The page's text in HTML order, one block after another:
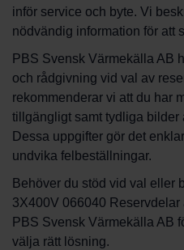
inför service och byte. Vi
nödvändig information för att
PBS Svensk Värmekälla AB
och rådgivning vid val av
rekommenderar vi att du har
tillgängligt samt tydliga bilder
Dessa uppgifter gör det
undvika felbeställningar.
Behöver du stöd vid val eller
3X400V 066040
PBS Svensk Värmekälla AB
välja rätt lösning.